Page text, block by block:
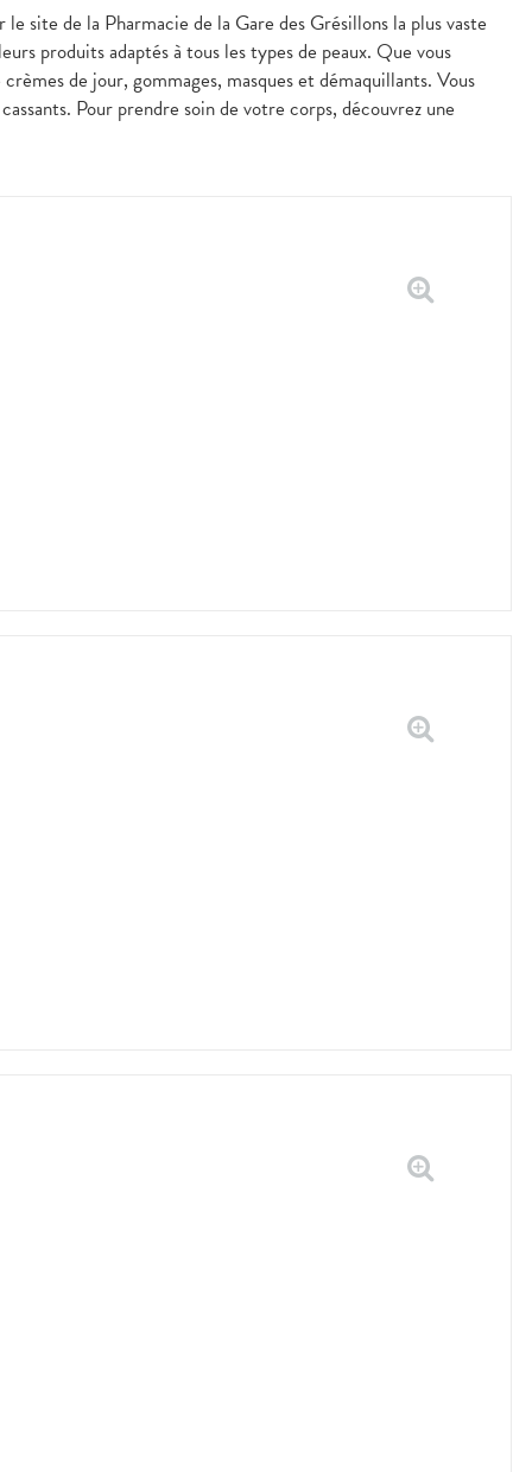
site de la Pharmacie de la Gare des Grésillons la plus vaste
produits adaptés à tous les types de peaux. Que vous
de jour, gommages, masques et démaquillants. Vous
Pour prendre soin de votre corps, découvrez une